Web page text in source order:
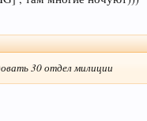
30 отдел милиции